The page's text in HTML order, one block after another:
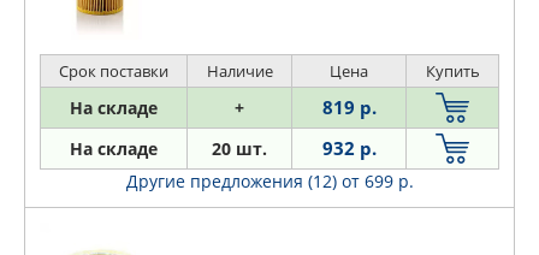
TATSUMI
TOTACHI
TOYOTA
TRIALLI
TRUCKTEC AUTOMOTIVE
TSN
Срок поставки Наличие Цена Купить
На складе + 819 р.
На складе 20 шт. 932 р.
Другие предложения (12) от 699 р.